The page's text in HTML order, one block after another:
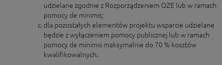
udzielane zgodnie z Rozporządzeniem OZE lub w ramach
pomocy de minimis;
dla pozostałych elementów projektu wsparcie udzielane
będzie z wyłączeniem pomocy publicznej lub w ramach
pomocy de minimis maksymalnie do 70 % kosztów
kwalifikowalnych.